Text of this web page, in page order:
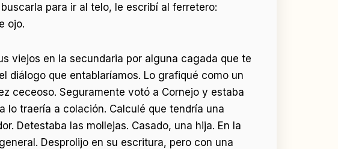
para ir al telo, le escribí al ferretero:
ojo.
viejos en la secundaria por alguna cagada que te
diálogo que entablaríamos. Lo grafiqué como un
ceceoso. Seguramente votó a Cornejo y estaba
lo traería a colación. Calculé que tendría una
Detestaba las mollejas. Casado, una hija. En la
Desprolijo en su escritura, pero con una